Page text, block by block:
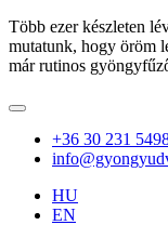
Több ezer készleten
mutatunk, hogy öröm
már rutinos
+36 30 231
HU
EN